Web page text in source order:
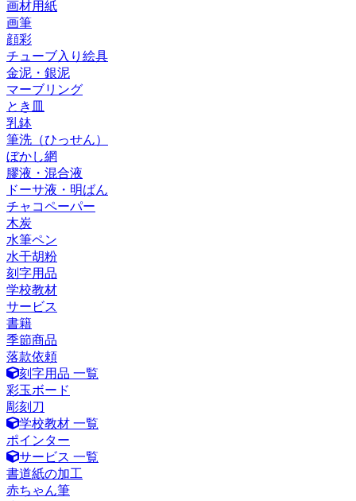
画材用紙
画筆
顔彩
チューブ入り絵具
金泥・銀泥
マーブリング
とき皿
乳鉢
筆洗（ひっせん）
ぼかし網
膠液・混合液
ドーサ液・明ばん
チャコペーパー
木炭
水筆ペン
水干胡粉
刻字用品
学校教材
サービス
書籍
季節商品
落款依頼
刻字用品 一覧
彩玉ボード
彫刻刀
学校教材 一覧
ポインター
サービス 一覧
書道紙の加工
赤ちゃん筆